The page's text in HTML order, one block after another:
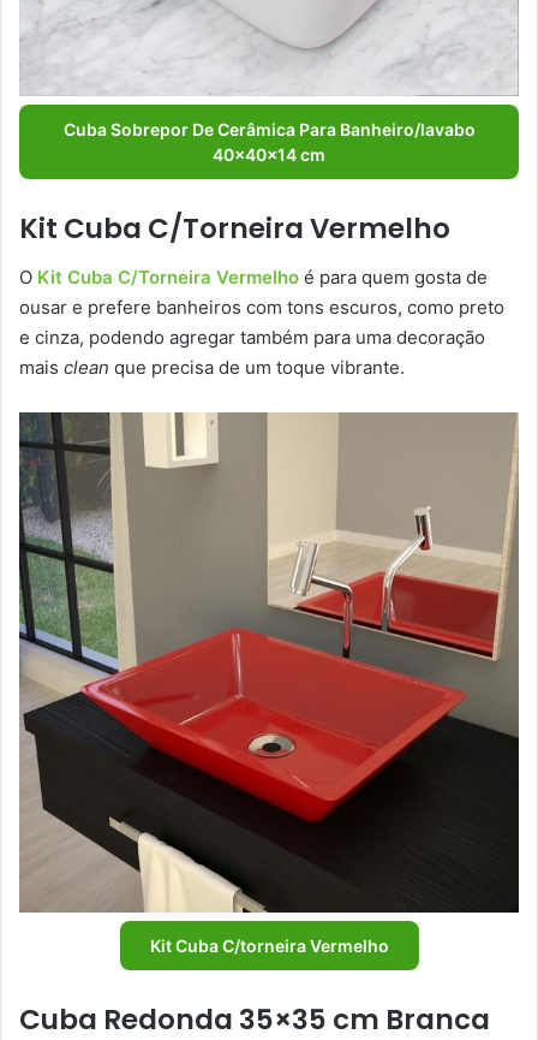
Cuba Sobrepor De Cerâmica Para Banheiro/lavabo
40x40x14 cm
Kit Cuba C/Torneira Vermelho
O Kit Cuba C/Torneira Vermelho é para quem gosta de
ousar e prefere banheiros com tons escuros, como preto
e cinza, podendo agregar também para uma decoração
mais clean que precisa de um toque vibrante.
Kit Cuba C/torneira Vermelho
Cuba Redonda 35×35 cm Branca